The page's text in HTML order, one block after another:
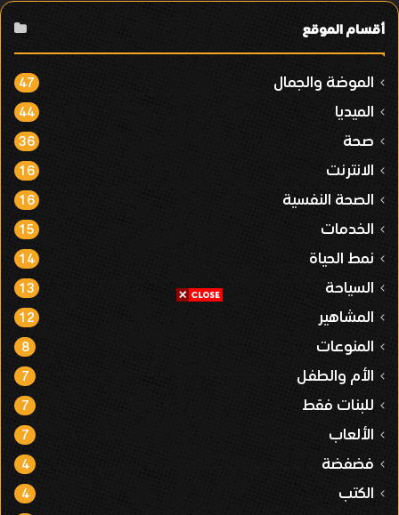
أقسام الموقع
الموضة والجمال 47
الميديا 44
صحة 36
الانترنت 16
الصحة النفسية 16
الخدمات 15
نمط الحياة 14
السياحة 13
المشاهير 12
المنوعات 8
الأم والطفل 7
للبنات فقط 7
الألعاب 7
فضفضة 4
الكتب 4